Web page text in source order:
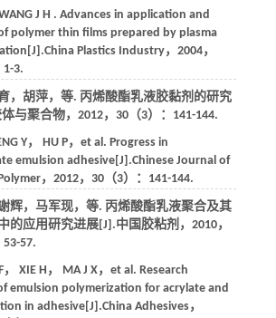
J H . Advances in application and
polymer thin films prepared by plasma
China Plastics Industry， 2004，
3.
，胡萍， 等. 丙烯酸酯乳液胶黏剂的研究
与聚合物， 2012， 30（3）：141-144.
Y， HU P， et al. Progress in
emulsion adhesive[J].Chinese Journal of
， 2012， 30（3）：141-144.
辉，马军现， 等. 丙烯酸酯乳液聚合及其
的应用研究进展[J].中国胶粘剂 ， 2010，
57.
， XIE H ， MA J X， et al. Research
emulsion polymerization for acrylate and
in adhesive[J].China Adhesives，